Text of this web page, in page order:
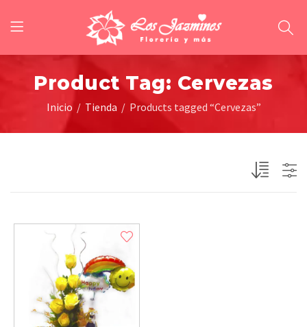
Product Tag: Cervezas
Inicio Tienda Products tagged “Cervezas”